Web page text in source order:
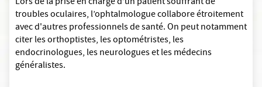
troubles oculaires, l’ophtalmologue collabore étroitement
avec d'autres professionnels de santé. On peut notamment
citer les orthoptistes, les optométristes, les
endocrinologues, les neurologues et les médecins
généralistes.